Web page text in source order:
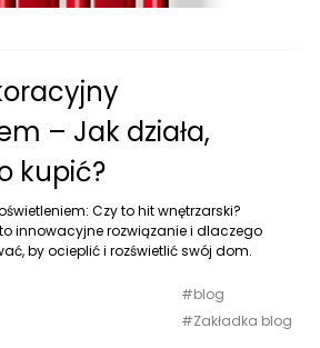
– Jak działa,
kupić?
Czy to hit wnętrzarski?
innowacyjne rozwiązanie i dlaczego
by ocieplić i rozświetlić swój dom.
blog
Zakładka blog